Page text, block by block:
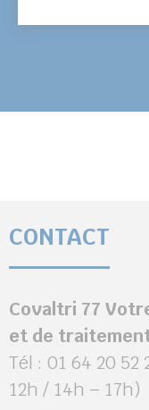
CONTACT
Covaltri 77
et de
Tél : 01 64 20
12h / 14h – 17h)